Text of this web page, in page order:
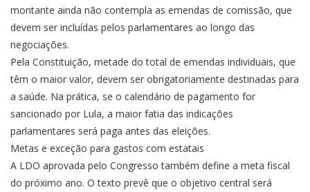
montante ainda não contempla as emendas de comissão, que
devem ser incluídas pelos parlamentares ao longo das
negociações.
Pela Constituição, metade do total de emendas individuais, que
têm o maior valor, devem ser obrigatoriamente destinadas para
a saúde. Na prática, se o calendário de pagamento for
sancionado por Lula, a maior fatia das indicações
parlamentares será paga antes das eleições.
Metas e exceção para gastos com estatais
A LDO aprovada pelo Congresso também define a meta fiscal
do próximo ano. O texto prevê que o objetivo central será